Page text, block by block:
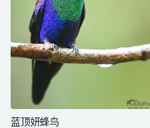
蓝顶妍蜂鸟